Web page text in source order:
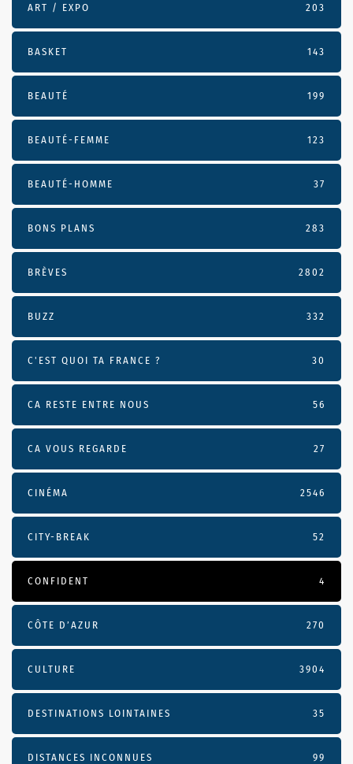
ART / EXPO 203
BASKET 143
BEAUTÉ 199
BEAUTÉ-FEMME 123
BEAUTÉ-HOMME 37
BONS PLANS 283
BRÈVES 2802
BUZZ 332
C'EST QUOI TA FRANCE ? 30
CA RESTE ENTRE NOUS 56
CA VOUS REGARDE 27
CINÉMA 2546
CITY-BREAK 52
CONFIDENT 4
CÔTE D’AZUR 270
CULTURE 3904
DESTINATIONS LOINTAINES 35
DISTANCES INCONNUES 99